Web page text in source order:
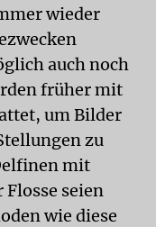
wieder
auch noch
früher mit
um Bilder
zu
mit
Flosse seien
wie diese